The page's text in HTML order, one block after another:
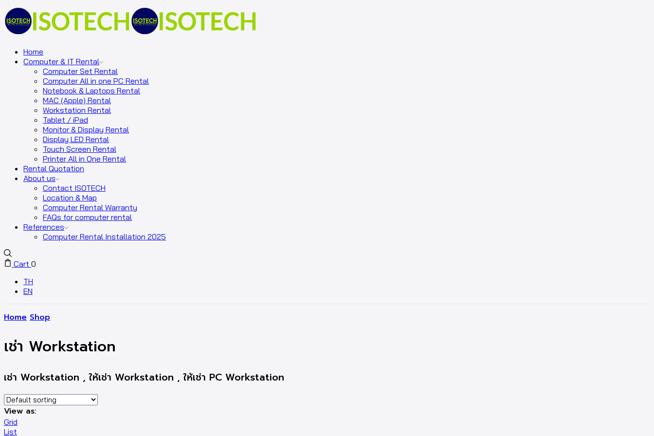
Home
Computer & IT Rental
Computer Set Rental
Computer All in one PC Rental
Notebook & Laptops Rental
MAC (Apple) Rental
Workstation Rental
Tablet / iPad
Monitor & Display Rental
Display LED Rental
Touch Screen Rental
Printer All in One Rental
Rental Quotation
About us
Contact ISOTECH
Location & Map
Computer Rental Warranty
FAQs for computer rental
References
Computer Rental Installation 2025
Cart 0
TH
EN
Home Shop
เช่า Workstation
เช่า Workstation , ให้เช่า Workstation , ให้เช่า PC Workstation
View as:
Grid
List